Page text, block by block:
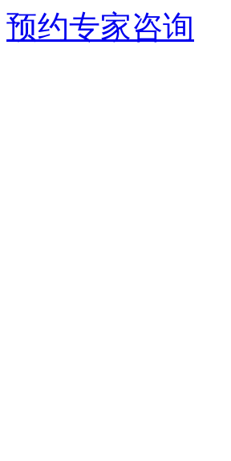
预约专家咨询